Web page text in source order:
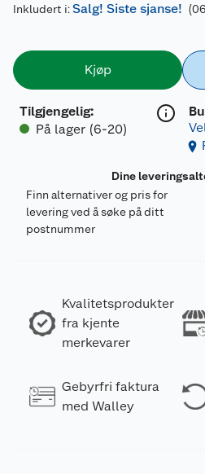
Inkludert i:Salg! Siste sjanse!
Kjøp
Tilgjengelig:
På lager (6-20)
Dine
Finn alternativer og pris for
levering ved å søke på ditt
postnummer
Kvalitetsprodukter
fra kjente
merkevarer
Gebyrfri faktura
med Walley